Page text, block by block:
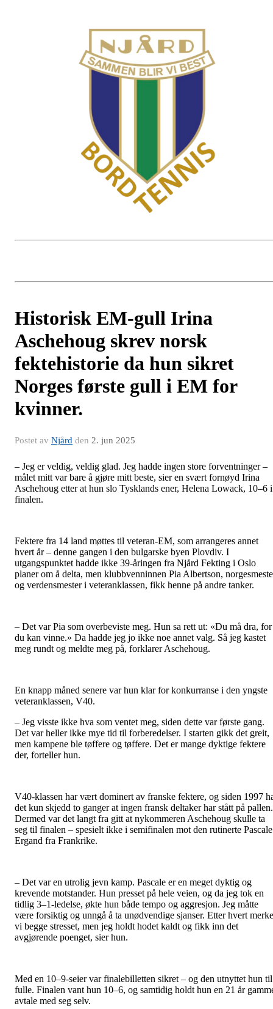
Historisk EM-gull Irina
Aschehoug skrev norsk
fektehistorie da hun sikret
Norges første gull i EM for
kvinner.
Postet av Njård den 2. jun 2025
– Jeg er veldig, veldig glad. Jeg hadde ingen store forventninger –
målet mitt var bare å gjøre mitt beste, sier en svært fornøyd Irina
Aschehoug etter at hun slo Tysklands ener, Helena Lowack, 10–6 i
finalen.
Fektere fra 14 land møttes til veteran-EM, som arrangeres annet
hvert år – denne gangen i den bulgarske byen Plovdiv. I
utgangspunktet hadde ikke 39-åringen fra Njård Fekting i Oslo
planer om å delta, men klubbvenninnen Pia Albertson,
og verdensmester i veteranklassen, fikk henne på andre tanker.
– Det var Pia som overbeviste meg. Hun sa rett ut: «Du må dra, for
du kan vinne.» Da hadde jeg jo ikke noe annet valg. Så jeg kastet
meg rundt og meldte meg på, forklarer Aschehoug.
En knapp måned senere var hun klar for konkurranse i den yngste
veteranklassen, V40.
– Jeg visste ikke hva som ventet meg, siden dette var første gang.
Det var heller ikke mye tid til forberedelser. I starten gikk det greit,
men kampene ble tøffere og tøffere. Det er mange dyktige fektere
der, forteller hun.
V40-klassen har vært dominert av franske fektere, og siden 1997
det kun skjedd to ganger at ingen fransk deltaker har stått på pallen.
Dermed var det langt fra gitt at nykommeren Aschehoug skulle ta
seg til finalen – spesielt ikke i semifinalen mot den rutinerte Pascale
Ergand fra Frankrike.
– Det var en utrolig jevn kamp. Pascale er en meget dyktig og
krevende motstander. Hun presset på hele veien, og da jeg tok en
tidlig 3–1-ledelse, økte hun både tempo og aggresjon. Jeg måtte
være forsiktig og unngå å ta unødvendige sjanser. Etter hvert
vi begge stresset, men jeg holdt hodet kaldt og fikk inn det
avgjørende poenget, sier hun.
Med en 10–9-seier var finalebilletten sikret – og den utnyttet hun til
fulle. Finalen vant hun 10–6, og samtidig holdt hun en 21 år
avtale med seg selv.